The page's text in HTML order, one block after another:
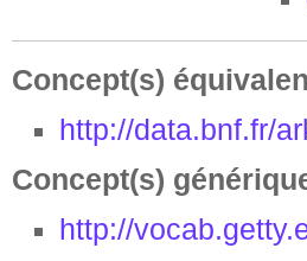
Concept(s)
http://data.bnf.fr/
Concept(s)
http://